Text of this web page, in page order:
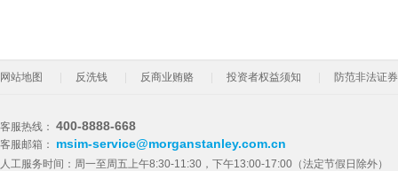
网站地图 反洗钱 反商业贿赂 投资者权益须知 防范非法证
客服热线： 400-8888-668
客服邮箱： msim-service@morganstanley.com.cn
人工服务时间：周一至周五上午8:30-11:30，下午13:00-17:00（法定节假日除外）